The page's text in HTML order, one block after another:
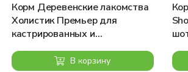
Корм Деревенские лакомства
Холистик Премьер для
кастрированных и
400 г
В корзину